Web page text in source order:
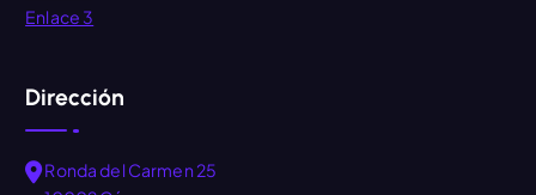
Enlace 3
Dirección
Ronda del Carmen 25